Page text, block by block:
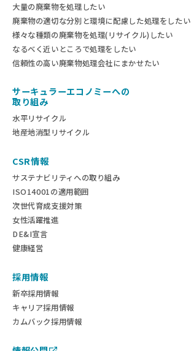
大量の廃棄物を処理したい
廃棄物の適切な分別と環境に配慮した処理をしたい
様々な種類の廃棄物を処理(リサイクル)したい
なるべく近いところで処理をしたい
信頼性の高い廃棄物処理会社にまかせたい
サーキュラーエコノミーへの
取り組み
水平リサイクル
地産地消型リサイクル
CSR情報
サステナビリティへの取り組み
ISO14001の適用範囲
次世代育成支援対策
女性活躍推進
DE&I宣言
健康経営
採用情報
新卒採用情報
キャリア採用情報
カムバック採用情報